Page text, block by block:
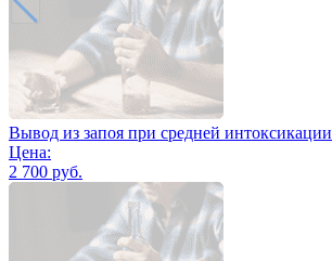
Вывод из запоя при средней интоксикации
Цена:
2 700 руб.